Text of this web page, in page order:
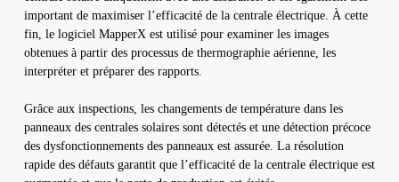
important de maximiser l’efficacité de la centrale électrique. À cette
fin, le logiciel MapperX est utilisé pour examiner les images
obtenues à partir des processus de thermographie aérienne, les
interpréter et préparer des rapports.
Grâce aux inspections, les changements de température dans les
panneaux des centrales solaires sont détectés et une détection précoce
des dysfonctionnements des panneaux est assurée. La résolution
rapide des défauts garantit que l’efficacité de la centrale électrique est